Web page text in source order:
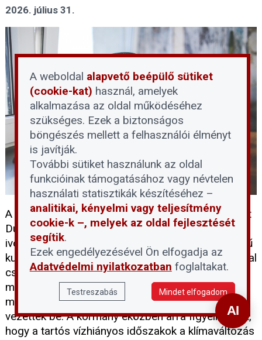
2026. július 31.
A tartós hőség és a történelmi mélypontra süllyedt
Duna-vízállás egyszerre terheli a térség
ivóvízellátását. A DMRV Zrt. szerint a parti szűrésű
kutak víztermelő kapacitása mintegy 30 százalékkal
csökkent, miközben a vízfogyasztás
másfélszeresére emelkedett, ezért a Pilisi-
medence 14 településén III. fokú vízkorlátozást
vezettek be. A kormány eközben arra figyelmeztet,
hogy a tartós vízhiányos időszakok a klímaváltozás
A weboldal alapvető beépülő sütiket
(cookie-kat) használ, amelyek
alkalmazása az oldal működéséhez
szükséges. Ezek a biztonságos
böngészés mellett a felhasználói élményt
is javítják.
További sütiket használunk az oldal
funkcióinak támogatásához vagy névtelen
használati statisztikák készítéséhez –
analitikai, kényelmi vagy teljesítmény
cookie-k –, melyek az oldal fejlesztését
segítik.
Ezek engedélyezésével Ön elfogadja az
Adatvédelmi nyilatkozatban foglaltakat.
Testreszabás Mindet elfogadom